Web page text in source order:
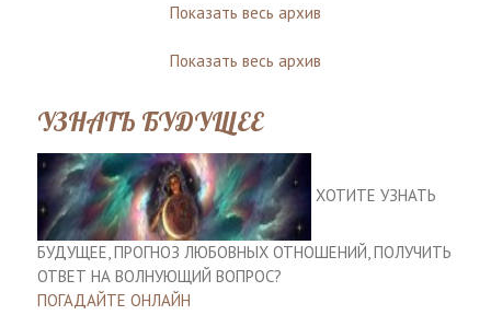
Показать весь архив
Показать весь архив
УЗНАТЬ БУДУЩЕЕ
ХОТИТЕ УЗНАТЬ
БУДУЩЕЕ, ПРОГНОЗ ЛЮБОВНЫХ ОТНОШЕНИЙ, ПОЛУЧИТЬ
ОТВЕТ НА ВОЛНУЮЩИЙ ВОПРОС?
ПОГАДАЙТЕ ОНЛАЙН